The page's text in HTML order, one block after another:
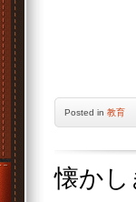
Posted in 教育
懐かし